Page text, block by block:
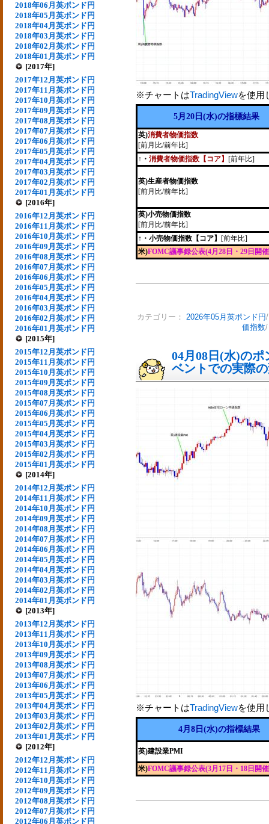
2018年06月英ポンド円
2018年05月英ポンド円
2018年04月英ポンド円
2018年03月英ポンド円
2018年02月英ポンド円
2018年01月英ポンド円
[2017年]
2017年12月英ポンド円
2017年11月英ポンド円
2017年10月英ポンド円
2017年09月英ポンド円
2017年08月英ポンド円
2017年07月英ポンド円
2017年06月英ポンド円
2017年05月英ポンド円
2017年04月英ポンド円
2017年03月英ポンド円
2017年02月英ポンド円
2017年01月英ポンド円
[2016年]
2016年12月英ポンド円
2016年11月英ポンド円
2016年10月英ポンド円
2016年09月英ポンド円
2016年08月英ポンド円
2016年07月英ポンド円
2016年06月英ポンド円
2016年05月英ポンド円
2016年04月英ポンド円
2016年03月英ポンド円
2016年02月英ポンド円
2016年01月英ポンド円
[2015年]
2015年12月英ポンド円
2015年11月英ポンド円
2015年10月英ポンド円
2015年09月英ポンド円
2015年08月英ポンド円
2015年07月英ポンド円
2015年06月英ポンド円
2015年05月英ポンド円
2015年04月英ポンド円
2015年03月英ポンド円
2015年02月英ポンド円
2015年01月英ポンド円
[2014年]
2014年12月英ポンド円
2014年11月英ポンド円
2014年10月英ポンド円
2014年09月英ポンド円
2014年08月英ポンド円
2014年07月英ポンド円
2014年06月英ポンド円
2014年05月英ポンド円
2014年04月英ポンド円
2014年03月英ポンド円
2014年02月英ポンド円
2014年01月英ポンド円
[2013年]
2013年12月英ポンド円
2013年11月英ポンド円
2013年10月英ポンド円
2013年09月英ポンド円
2013年08月英ポンド円
2013年07月英ポンド円
2013年06月英ポンド円
2013年05月英ポンド円
2013年04月英ポンド円
2013年03月英ポンド円
2013年02月英ポンド円
2013年01月英ポンド円
[2012年]
2012年12月英ポンド円
2012年11月英ポンド円
2012年10月英ポンド円
2012年09月英ポンド円
2012年08月英ポンド円
2012年07月英ポンド円
2012年06月英ポンド円
※チャートはTradingViewを使用
5月20日(水)の指標結果
英)消費者物価指数
[前月比/前年比]
↑・ 消費者物価指数【コア】 [前年比]
英)生産者物価指数
[前月比/前年比]
英)小売物価指数
[前月比/前年比]
↑・小売物価指数【コア】 [前年比]
米)FOMC議事録公表(4月28日・29日開
カテゴリー： 2026年05月英ポンド円
価指数
04月08日(水)の
ベントでの実際
※チャートはTradingViewを使用
4月8日(水)の指標結果
英)建設業PMI
米)FOMC議事録公表(3月17日・18日開